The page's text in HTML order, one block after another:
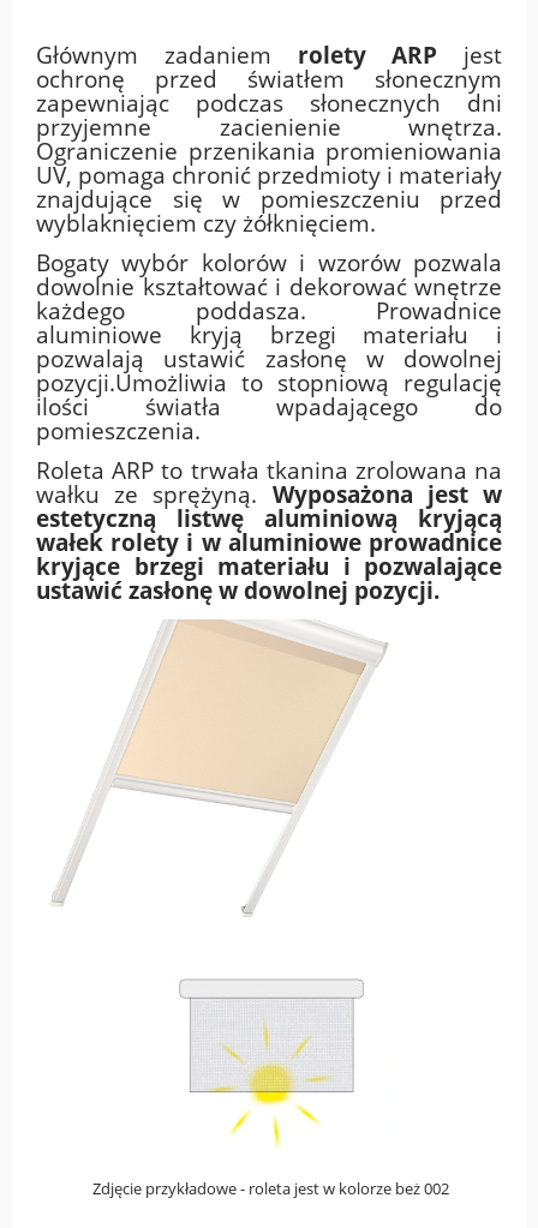
Głównym zadaniem rolety ARP jest
ochronę przed światłem słonecznym
zapewniając podczas słonecznych dni
przyjemne zacienienie wnętrza.
Ograniczenie przenikania promieniowania
UV, pomaga chronić przedmioty i materiały
znajdujące się w pomieszczeniu przed
wyblaknięciem czy żółknięciem.
Bogaty wybór kolorów i wzorów pozwala
dowolnie kształtować i dekorować wnętrze
każdego poddasza. Prowadnice
aluminiowe kryją brzegi materiału i
pozwalają ustawić zasłonę w dowolnej
pozycji.Umożliwia to stopniową regulację
ilości światła wpadającego do
pomieszczenia.
Roleta ARP to trwała tkanina zrolowana na
wałku ze sprężyną. Wyposażona jest w
estetyczną listwę aluminiową kryjącą
wałek rolety i w aluminiowe prowadnice
kryjące brzegi materiału i pozwalające
ustawić zasłonę w dowolnej pozycji.
Zdjęcie przykładowe - roleta jest w kolorze beż 002